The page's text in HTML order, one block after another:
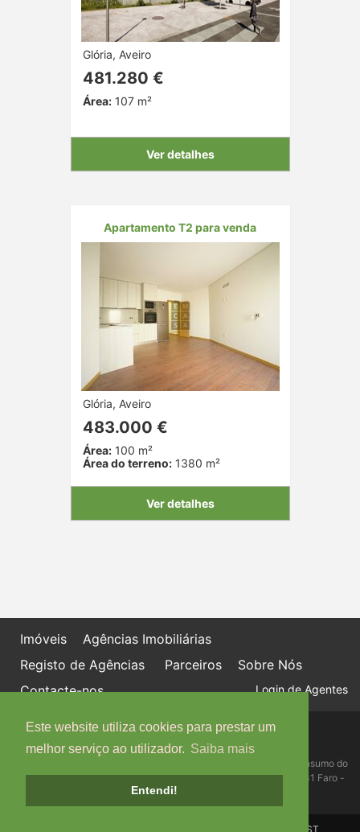
Este website utiliza cookies para prestar um
melhor serviço ao utilizador. Saiba mais
Entendi!
Glória, Aveiro
481.280 €
Área:107 m²
Ver detalhes
Apartamento T2 para venda
Glória, Aveiro
483.000 €
Área:100 m²
Área do terreno:1380 m²
Ver detalhes
Imóveis
Agências Imobiliárias
Registo de Agências
Parceiros
Sobre Nós
Contacte-nos
Login de Agentes
Política de proteção de dados
Livro de Reclamações online
Centro de Informação, Mediação e Arbitragem de Conflitos de Consumo do
Algarve - Edifício Ninho de Empresas, Estrada da Penha, 8005-131 Faro -
Telefone: 289 823 135 cimaal@mail.telepac.pt
IMO-GEST